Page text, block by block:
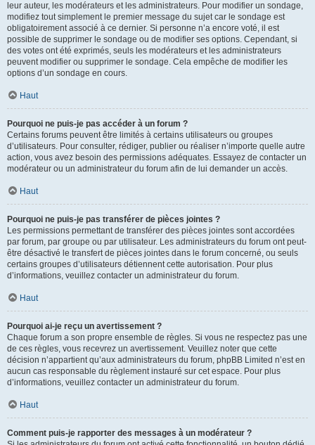
leur auteur, les modérateurs et les administrateurs. Pour modifier un sondage,
modifiez tout simplement le premier message du sujet car le sondage est
obligatoirement associé à ce dernier. Si personne n’a encore voté, il est
possible de supprimer le sondage ou de modifier ses options. Cependant, si
des votes ont été exprimés, seuls les modérateurs et les administrateurs
peuvent modifier ou supprimer le sondage. Cela empêche de modifier les
options d’un sondage en cours.
Haut
Pourquoi ne puis-je pas accéder à un forum ?
Certains forums peuvent être limités à certains utilisateurs ou groupes
d’utilisateurs. Pour consulter, rédiger, publier ou réaliser n’importe quelle autre
action, vous avez besoin des permissions adéquates. Essayez de contacter un
modérateur ou un administrateur du forum afin de lui demander un accès.
Haut
Pourquoi ne puis-je pas transférer de pièces jointes ?
Les permissions permettant de transférer des pièces jointes sont accordées
par forum, par groupe ou par utilisateur. Les administrateurs du forum ont peut-
être désactivé le transfert de pièces jointes dans le forum concerné, ou seuls
certains groupes d’utilisateurs détiennent cette autorisation. Pour plus
d’informations, veuillez contacter un administrateur du forum.
Haut
Pourquoi ai-je reçu un avertissement ?
Chaque forum a son propre ensemble de règles. Si vous ne respectez pas une
de ces règles, vous recevrez un avertissement. Veuillez noter que cette
décision n’appartient qu’aux administrateurs du forum, phpBB Limited n’est en
aucun cas responsable du règlement instauré sur cet espace. Pour plus
d’informations, veuillez contacter un administrateur du forum.
Haut
Comment puis-je rapporter des messages à un modérateur ?